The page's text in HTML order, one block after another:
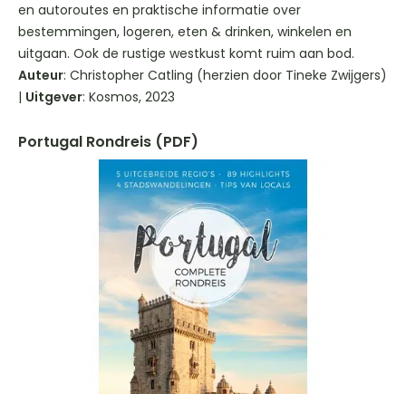
en autoroutes en praktische informatie over
bestemmingen, logeren, eten & drinken, winkelen en
uitgaan. Ook de rustige westkust komt ruim aan bod.
Auteur: Christopher Catling (herzien door Tineke Zwijgers)
| Uitgever: Kosmos, 2023
Portugal Rondreis (PDF)